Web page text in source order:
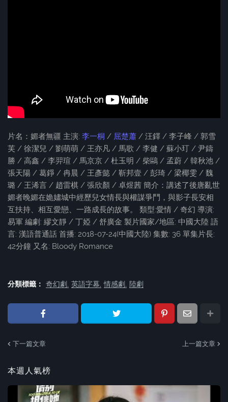
片名：媚者無疆 主演: 李一桐 / 屈楚蕭 / 汪鐸 / 李子峰 / 郭雪
芙 / 徐潔兒 / 劉萌萌 / 王亦凡 / 馬歌 / 李健 / 蘇小玎 / 尹鑄
勝 / 高鑫 / 李羿瑄 / 馬京京 / 杜玉明 / 柴鷗 / 孟蔚 / 韓秋池 /
張天陽 / 葛錚 / 冉晨 / 王彥懿 / 靳邦壹 / 彭琦 / 梁椰雯 / 魏
璐 / 王浠言 / 趙雷棋 / 張欣顏 / 卓煜茜 簡介：講述了後唐亂世
媚者晚媚在姽嫿城中經歷兒女情長與權謀爭鬥，與影子長安相
互扶持、相互愛戀、一路成長的故事。 類型:愛情 / 奇幻 導演:
易軍 編劇: 繆文靜 / 丁婭 / 舒廣金 製片國家/地區: 中國大陸 語
言: 漢語普通話 首播: 2018-07-24(中國大陸) 集數: 36 單集片長:
42分鐘 又名: Bloody Romance
分類標籤： 奇幻劇 英語字幕 情感劇 陸劇
下一篇文章 上一篇文章
本週人氣榜